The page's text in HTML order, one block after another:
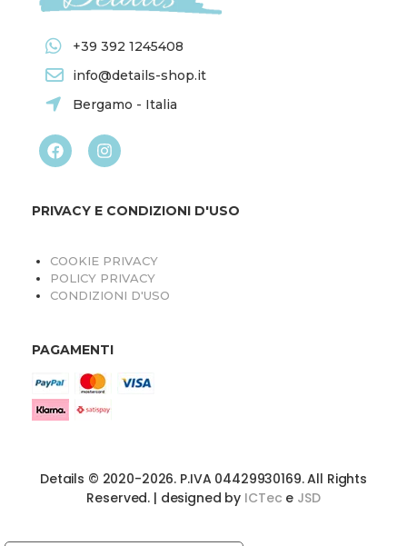
+39 392 1245408
info@details-shop.it
Bergamo - Italia
PRIVACY E CONDIZIONI D'USO
COOKIE PRIVACY
POLICY PRIVACY
CONDIZIONI D'USO
PAGAMENTI
Details © 2020-2026. P.IVA 04429930169. All Rights
Reserved. | designed by ICTec e JSD